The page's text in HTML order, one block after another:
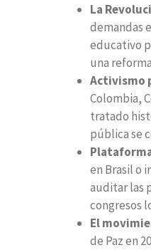
La
demandas
educativo
una
Activismo
Colombia,
tratado
pública se
en Brasil o
auditar las
congresos
El
de Paz en